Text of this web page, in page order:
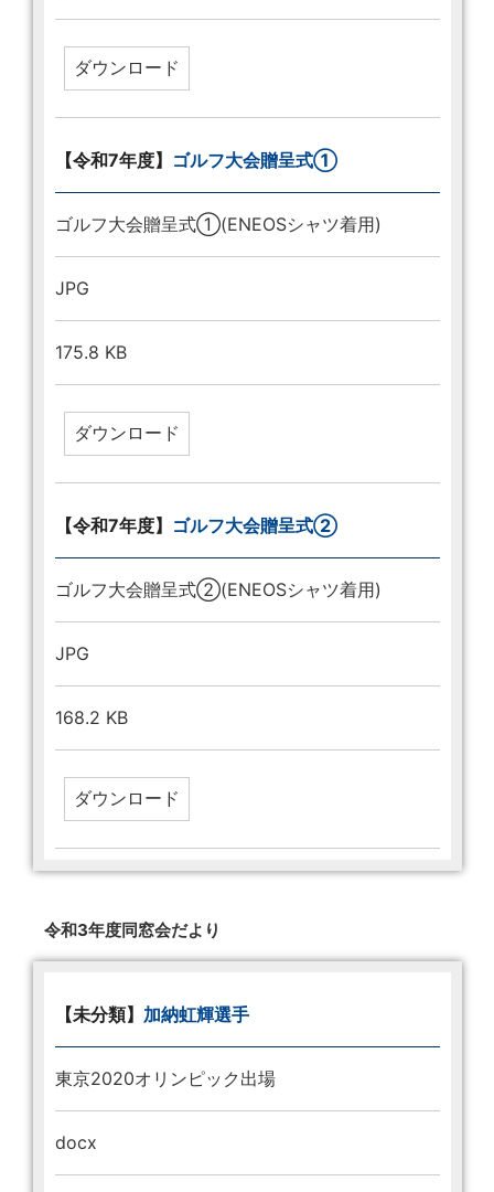
【令和7年度】 ゴルフ大会贈呈式①
ゴルフ大会贈呈式①(ENEOSシャツ着用)
JPG
175.8 KB
【令和7年度】 ゴルフ大会贈呈式②
ゴルフ大会贈呈式②(ENEOSシャツ着用)
JPG
168.2 KB
令和3年度同窓会だより
【未分類】 加納虹輝選手
東京2020オリンピック出場
docx